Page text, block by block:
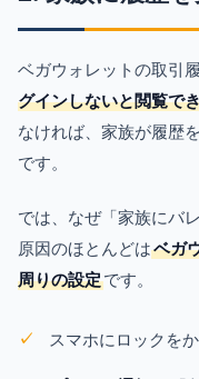
ベガウォレットの取引履
グインしないと閲覧で
なければ、家族が履歴
です。
では、なぜ「家族にバ
原因のほとんどはベガ
周りの設定です。
スマホにロックを